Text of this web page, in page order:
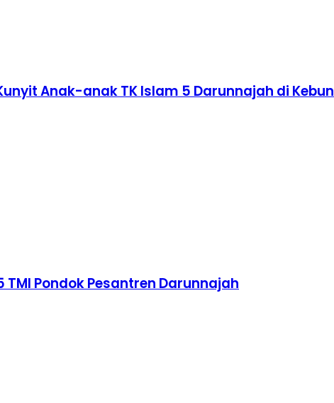
Anak-anak TK Islam 5 Darunnajah di Kebun
TMI Pondok Pesantren Darunnajah